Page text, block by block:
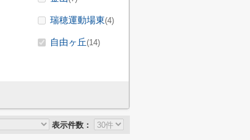
瑞穂運動場東(4)
自由ヶ丘(14)
表示件数：